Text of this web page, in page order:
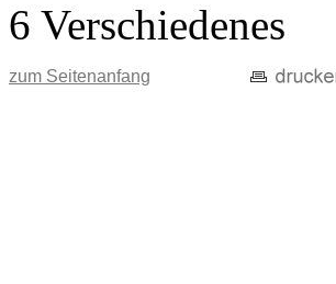
6 Verschiedenes
zum Seitenanfang